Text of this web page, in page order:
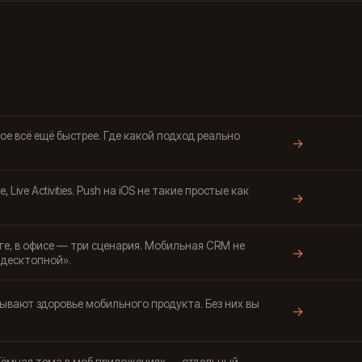
всё ещё быстрее. Где какой подход реально →
Live Activities. Push на iOS не такие простые как →
в офисе — три сценария. Мобильная CRM не
→
здоровье мобильного продукта. Без них вы →